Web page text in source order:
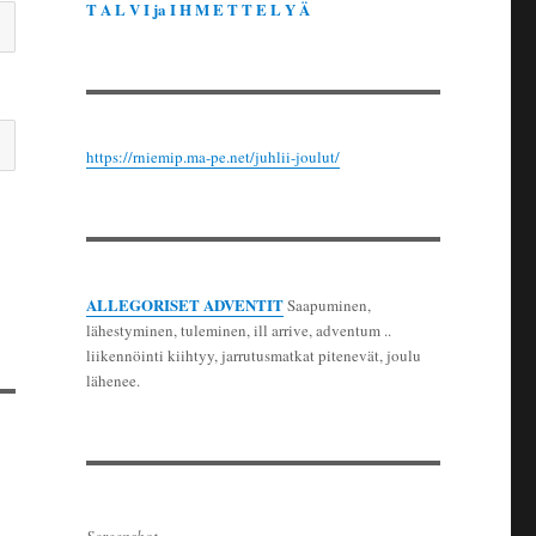
T A L V I ja I H M E T T E L Y Ä
https://rniemip.ma-pe.net/juhlii-joulut/
ALLEGORISET ADVENTITSaapuminen,
lähestyminen, tuleminen, ill arrive, adventum ..
liikennöinti kiihtyy, jarrutusmatkat pitenevät, joulu
lähenee.